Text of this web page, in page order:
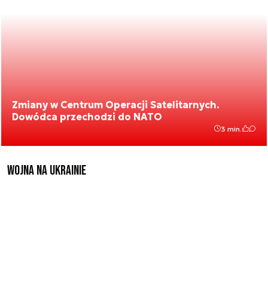
Zmiany w Centrum Operacji Satelitarnych.
Dowódca przechodzi do NATO
3 min.
Wojna na Ukrainie